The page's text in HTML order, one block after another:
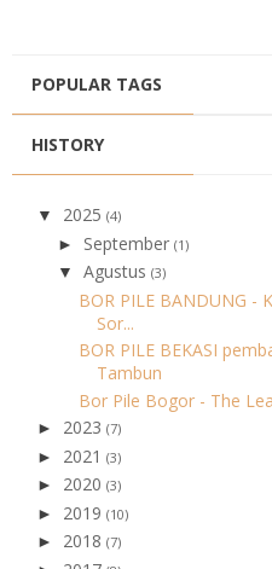
POPULAR TAGS
HISTORY
▼ 2025 (4)
► September (1)
▼ Agustus (3)
BOR PILE BANDUNG -
Sor...
BOR PILE BEKASI
Tambun
Bor Pile Bogor - The
► 2023 (7)
► 2021 (3)
► 2020 (3)
► 2019 (10)
► 2018 (7)